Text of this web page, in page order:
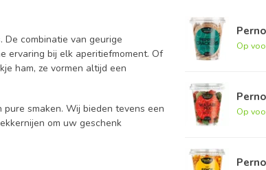
combinatie van geurige
ervaring bij elk aperitiefmoment. Of
ham, ze vormen altijd een
smaken. Wij bieden tevens een
om uw geschenk
Op
Op